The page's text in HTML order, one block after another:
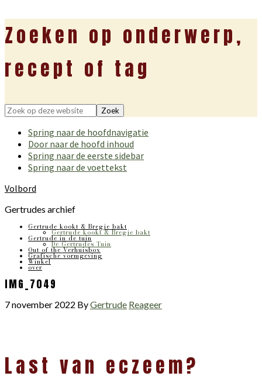
Zoeken op onderwerp,
recept of tag
Zoek
deze
website
Spring naar de hoofdnavigatie
Door naar de hoofd inhoud
Spring naar de eerste sidebar
Spring naar de voettekst
Volbord
Gertrudes archief
Gertrude kookt & Bregje bakt
Gertrude kookt & Bregje bakt
Gertrude in de tuin
De Gertrudes Tuin
Out of the Verhuisbox
Grafische vormgeving
Winkel
over
IMG_7049
7 november 2022 ByGertrude Reageer
Interacties
Last van eczeem?